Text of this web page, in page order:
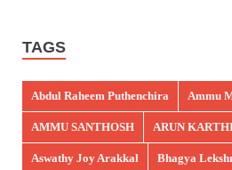
TAGS
Abdul Raheem Puthenchira Ammu
AMMU SANTHOSH ARUN
Aswathy Joy Arakkal Bhagya